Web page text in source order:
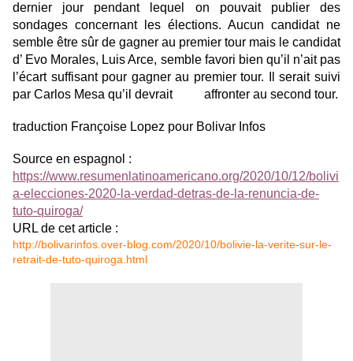
dernier jour pendant lequel on pouvait publier des
sondages concernant les élections. Aucun candidat ne
semble être sûr de gagner au premier tour mais le candidat
d’ Evo Morales, Luis Arce, semble favori bien qu’il n’ait pas
l’écart suffisant pour gagner au premier tour. Il serait suivi
par Carlos Mesa qu’il devrait affronter au second tour.
traduction Françoise Lopez pour Bolivar Infos
Source en espagnol :
https://www.resumenlatinoamericano.org/2020/10/12/bolivi
a-elecciones-2020-la-verdad-detras-de-la-renuncia-de-
tuto-quiroga/
URL de cet article :
http://bolivarinfos.over-blog.com/2020/10/bolivie-la-verite-sur-le-
retrait-de-tuto-quiroga.html